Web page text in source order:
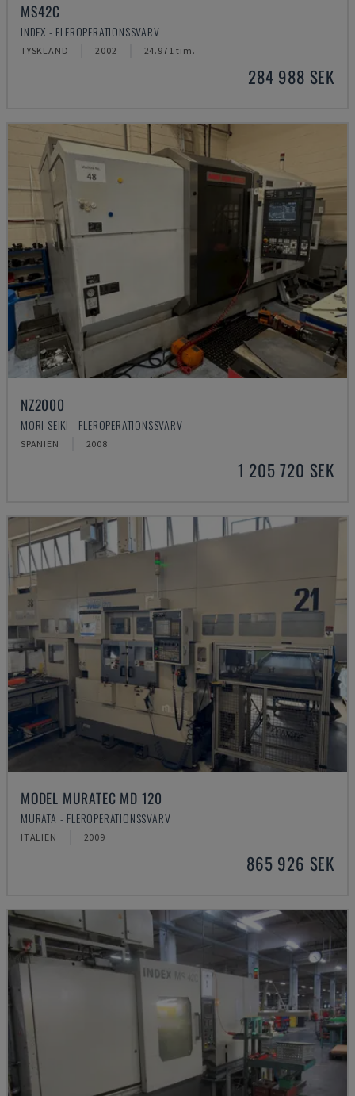
MS42C
INDEX - FLEROPERATIONSSVARV
TYSKLAND 2002 24.971 tim.
284 988 SEK
NZ2000
MORI SEIKI - FLEROPERATIONSSVARV
SPANIEN 2008
1 205 720 SEK
MODEL MURATEC MD 120
MURATA - FLEROPERATIONSSVARV
ITALIEN 2009
865 926 SEK